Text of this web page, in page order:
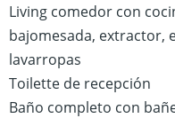
Living comedor con
bajomesada, extractor,
lavarropas
Toilette de recepción
Baño completo con